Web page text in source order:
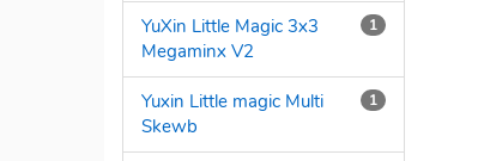
1
YuXin Little Magic 3x3
Megaminx V2
1
Yuxin Little magic Multi
Skewb